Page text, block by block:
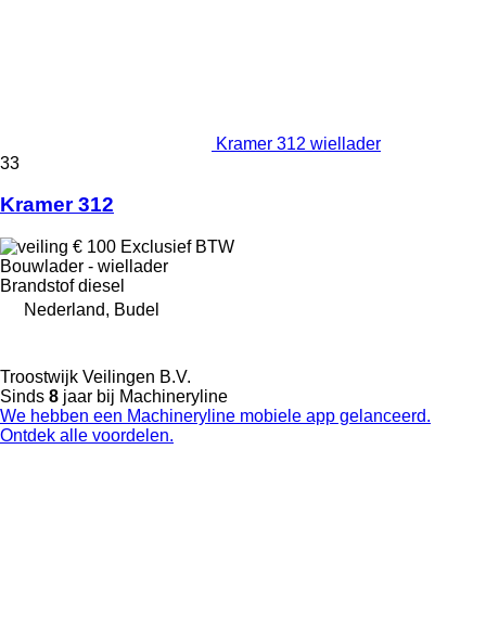
Kramer 312 wiellader
33
Kramer 312
€ 100 Exclusief BTW
Bouwlader - wiellader
Brandstof diesel
Nederland, Budel
Troostwijk Veilingen B.V.
Sinds 8 jaar bij Machineryline
We hebben een Machineryline mobiele app gelanceerd.
Ontdek alle voordelen.